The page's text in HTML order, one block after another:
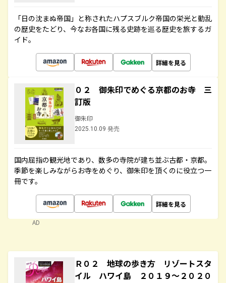
「日の沈まぬ帝国」と称されたハプスブルク帝国の栄光と動乱
の歴史をたどり、今なお各国に残る史跡を巡る歴史を旅するガ
イド。
詳細を見る
０２ 御朱印でめぐる京都のお寺 三
訂版
御朱印
2025.10.09 発売
国内屈指の観光地であり、数多の寺院が建ち並ぶ古都・京都。
季節を楽しみながらお寺をめぐり、御朱印を頂くのに役立つ一
冊です。
詳細を見る
AD
Ｒ０２ 地球の歩き方 リゾートスタ
イル ハワイ島 ２０１９～２０２０